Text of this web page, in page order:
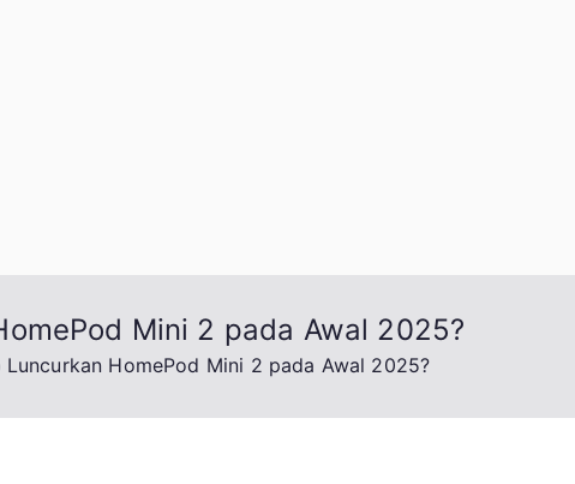
Mini 2 pada Awal 2025?
Luncurkan HomePod Mini 2 pada Awal 2025?